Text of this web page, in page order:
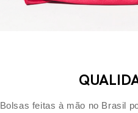
Bolsas feitas à mão no Brasil